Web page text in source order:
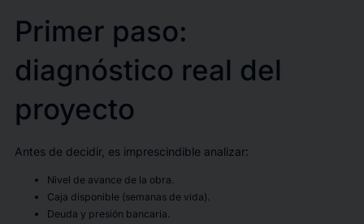
Primer paso:
diagnóstico real del
proyecto
Antes de decidir, es imprescindible analizar:
Nivel de avance de la obra.
Caja disponible (semanas de vida).
Deuda y presión bancaria.